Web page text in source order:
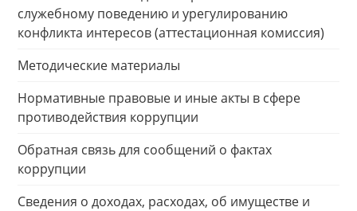
служебному поведению и урегулированию
конфликта интересов (аттестационная комиссия)
Методические материалы
Нормативные правовые и иные акты в сфере
противодействия коррупции
Обратная связь для сообщений о фактах
коррупции
Сведения о доходах, расходах, об имуществе и